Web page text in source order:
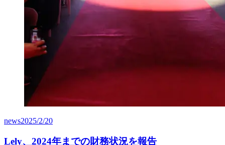
news2025/2/20
Lely、2024年までの財務状況を報告